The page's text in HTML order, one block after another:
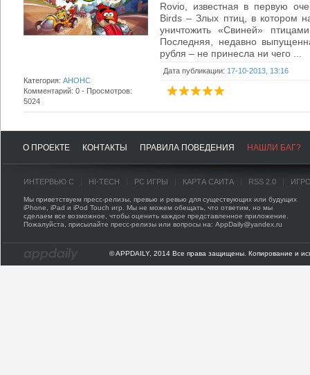
Rovio, известная в первую
Birds – Злых птиц, в котором
уничтожить «Свиней»
Последняя, недавно
рубля – не принесла ни чего ...
Дата публикации: 17-10-2013, 13:16
Категория: АНОНС
Комментарий: 0 - Просмотров:
5024
О ПРОЕКТЕ КОНТАКТЫ ПРАВИЛА ПОВЕДЕНИЯ НАШЛИ БАГ?
ИНТЕРВЬЮ С HI-TECH PC ИГРЫ КАРТА САЙТА RSS 2.0
Мы приветствуем пресс-релизы, превью и ревью для существующих или будущих
iPhone, iPad и iPod Touch игр. Мы не можем обещать, что ответим, но мы
сделаем все возможное, чтобы оценить каждое представленное приложение.
Пожалуйста, присылайте пресс-релизы или вопросы на: AppDaily@yandex.ru
© APPDAILY, 2014 Все права защищены. Копирование и